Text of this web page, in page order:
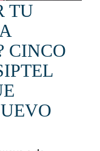
TU
CINCO